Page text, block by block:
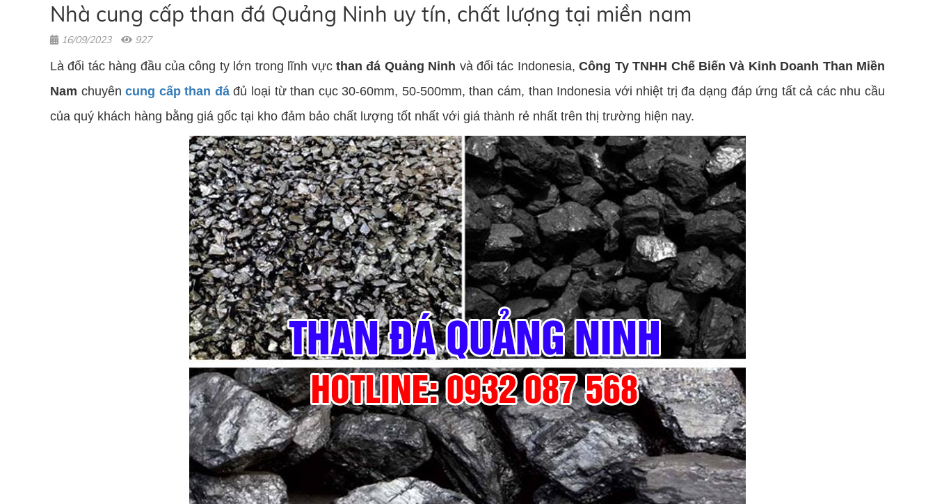
Nhà cung cấp than đá Quảng Ninh uy tín, chất lượng tại miền nam
16/09/2023 927
Là đối tác hàng đầu của công ty lớn trong lĩnh vực than đá Quảng Ninh và đối tác Indonesia,Công Ty TNHH Chế Biến Và Kinh Doanh Than Miền
Nam chuyêncung cấp than đáđủ loại từ than cục 30-60mm, 50-500mm, than cám, than Indonesia với nhiệt trị đa dạng đáp ứng tất cả các nhu cầu
của quý khách hàng bằng giá gốc tại kho đảm bảo chất lượng tốt nhất với giá thành rẻ nhất trên thị trường hiện nay.